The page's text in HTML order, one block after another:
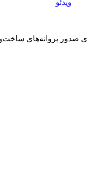
ویدئو